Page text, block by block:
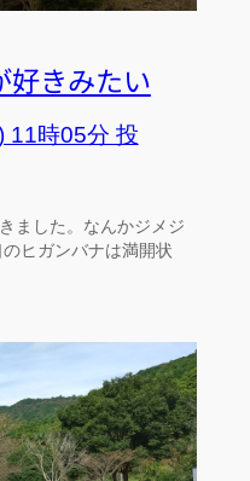
好きみたい
11時05分 投
ました。なんかジメジ
ヒガンバナは満開状